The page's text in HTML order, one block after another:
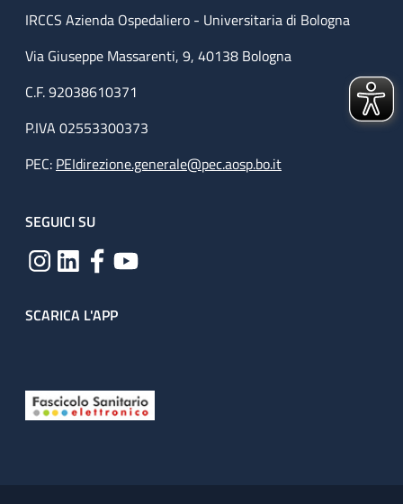
IRCCS Azienda Ospedaliero - Universitaria di Bologna
Via Giuseppe Massarenti, 9, 40138 Bologna
C.F. 92038610371
P.IVA 02553300373
PEC: PEIdirezione.generale@pec.aosp.bo.it
SEGUICI SU
SCARICA L'APP